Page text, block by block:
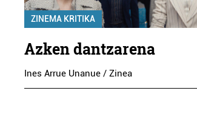
ZINEMA KRITIKA
Azken dantzarena
Ines Arrue Unanue / Zinea